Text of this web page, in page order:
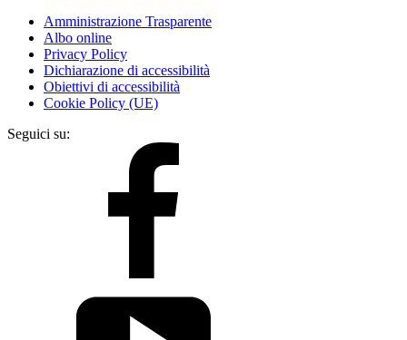
Amministrazione Trasparente
Albo online
Privacy Policy
Dichiarazione di accessibilità
Obiettivi di accessibilità
Cookie Policy (UE)
Seguici su: